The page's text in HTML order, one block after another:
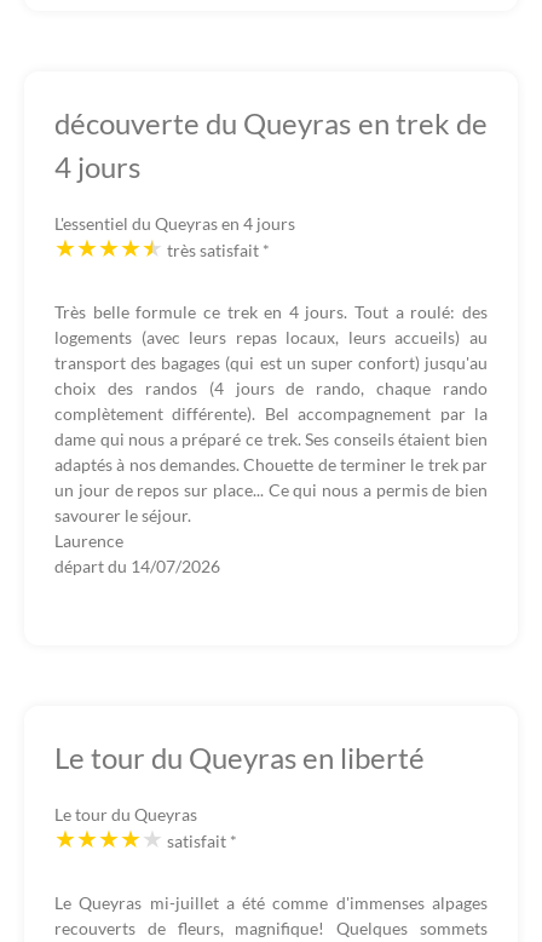
découverte du Queyras en trek de
4 jours
L'essentiel du Queyras en 4 jours
très satisfait *
Très belle formule ce trek en 4 jours. Tout a roulé: des
logements (avec leurs repas locaux, leurs accueils) au
transport des bagages (qui est un super confort) jusqu'au
choix des randos (4 jours de rando, chaque rando
complètement différente). Bel accompagnement par la
dame qui nous a préparé ce trek. Ses conseils étaient bien
adaptés à nos demandes. Chouette de terminer le trek par
un jour de repos sur place... Ce qui nous a permis de bien
savourer le séjour.
Laurence
départ du 14/07/2026
Le tour du Queyras en liberté
Le tour du Queyras
satisfait *
Le Queyras mi-juillet a été comme d'immenses alpages
recouverts de fleurs, magnifique! Quelques sommets